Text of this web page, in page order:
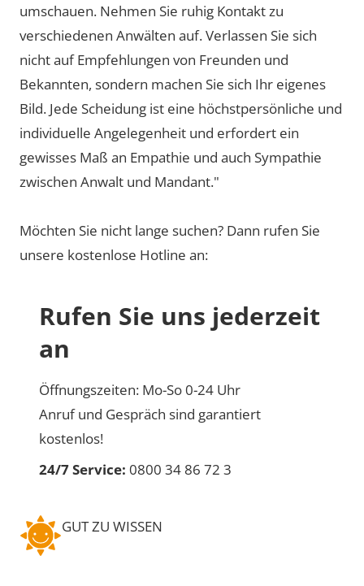
umschauen. Nehmen Sie ruhig Kontakt zu
verschiedenen Anwälten auf. Verlassen Sie sich
nicht auf Empfehlungen von Freunden und
Bekannten, sondern machen Sie sich Ihr eigenes
Bild. Jede Scheidung ist eine höchstpersönliche und
individuelle Angelegenheit und erfordert ein
gewisses Maß an Empathie und auch Sympathie
zwischen Anwalt und Mandant."
Möchten Sie nicht lange suchen? Dann rufen Sie
unsere kostenlose Hotline an:
Rufen Sie uns jederzeit
an
Öffnungszeiten: Mo-So 0-24 Uhr
Anruf und Gespräch sind garantiert
kostenlos!
24/7 Service: 0800 34 86 72 3
GUT ZU WISSEN